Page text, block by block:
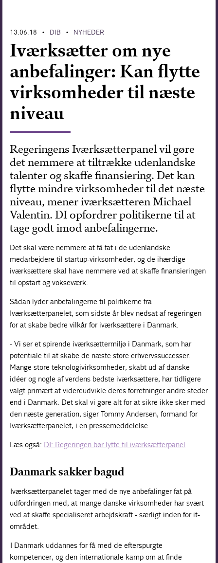
13.06.18 • DIB • NYHEDER
Iværksætter om nye
anbefalinger: Kan flytte
virksomheder til næste
niveau
Regeringens Iværksætterpanel vil gøre
det nemmere at tiltrække udenlandske
talenter og skaffe finansiering. Det kan
flytte mindre virksomheder til det næste
niveau, mener iværksætteren Michael
Valentin. DI opfordrer politikerne til at
tage godt imod anbefalingerne.
Det skal være nemmere at få fat i de udenlandske
medarbejdere til startup-virksomheder, og de ihærdige
iværksættere skal have nemmere ved at skaffe finansieringen
til opstart og vokseværk.
Sådan lyder anbefalingerne til politikerne fra
Iværksætterpanelet, som sidste år blev nedsat af regeringen
for at skabe bedre vilkår for iværksættere i Danmark.
- Vi ser et spirende iværksættermiljø i Danmark, som har
potentiale til at skabe de næste store erhvervssuccesser.
Mange store teknologivirksomheder, skabt ud af danske
idéer og nogle af verdens bedste iværksættere, har tidligere
valgt primært at videreudvikle deres forretninger andre steder
end i Danmark. Det skal vi gøre alt for at sikre ikke sker med
den næste generation, siger Tommy Andersen, formand for
Iværksætterpanelet, i en pressemeddelelse.
Læs også: DI: Regeringen bør lytte til iværksætterpanel
Danmark sakker bagud
Iværksætterpanelet tager med de nye anbefalinger fat på
udfordringen med, at mange danske virksomheder har svært
ved at skaffe specialiseret arbejdskraft - særligt inden for it-
området.
I Danmark uddannes for få med de efterspurgte
kompetencer, og den internationale kamp om at finde